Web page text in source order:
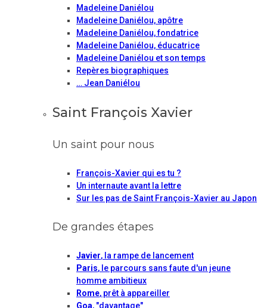
Madeleine Daniélou
Madeleine Daniélou, apôtre
Madeleine Daniélou, fondatrice
Madeleine Daniélou, éducatrice
Madeleine Daniélou et son temps
Repères biographiques
… Jean Daniélou
Saint François Xavier
Un saint pour nous
François-Xavier qui es tu ?
Un internaute avant la lettre
Sur les pas de Saint François-Xavier au Japon
De grandes étapes
Javier, la rampe de lancement
Paris, le parcours sans faute d'un jeune
homme ambitieux
Rome, prêt à appareiller
Goa, "davantage"